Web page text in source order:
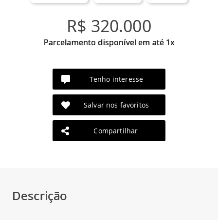
R$ 320.000
Parcelamento disponível em até 1x
Tenho interesse
Salvar nos favoritos
Compartilhar
Descrição